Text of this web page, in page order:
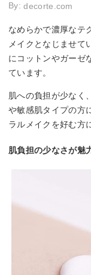
By:decorte.com
なめらかで濃厚なテ
メイクとなじませて
にコットンやガーゼ
ています。
肌への負担が少なく
や敏感肌タイプの方
ラルメイクを好む方
肌負担の少なさが魅